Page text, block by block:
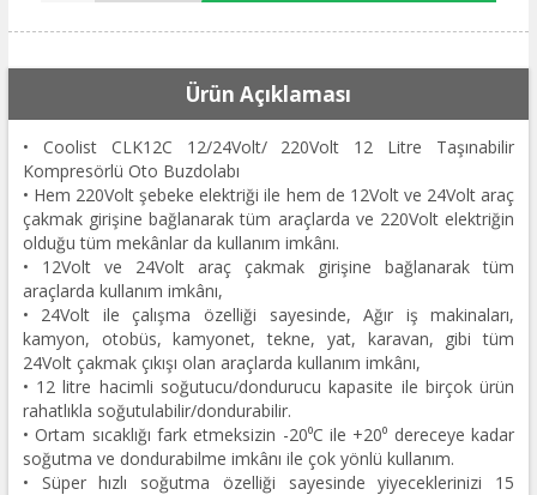
Ürün Açıklaması
• Coolist CLK12C 12/24Volt/ 220Volt 12 Litre Taşınabilir
Kompresörlü Oto Buzdolabı
• Hem 220Volt şebeke elektriği ile hem de 12Volt ve 24Volt araç
çakmak girişine bağlanarak tüm araçlarda ve 220Volt elektriğin
olduğu tüm mekânlar da kullanım imkânı.
• 12Volt ve 24Volt araç çakmak girişine bağlanarak tüm
araçlarda kullanım imkânı,
• 24Volt ile çalışma özelliği sayesinde, Ağır iş makinaları,
kamyon, otobüs, kamyonet, tekne, yat, karavan, gibi tüm
24Volt çakmak çıkışı olan araçlarda kullanım imkânı,
• 12 litre hacimli soğutucu/dondurucu kapasite ile birçok ürün
rahatlıkla soğutulabilir/dondurabilir.
• Ortam sıcaklığı fark etmeksizin -20⁰C ile +20⁰ dereceye kadar
soğutma ve dondurabilme imkânı ile çok yönlü kullanım.
• Süper hızlı soğutma özelliği sayesinde yiyeceklerinizi 15